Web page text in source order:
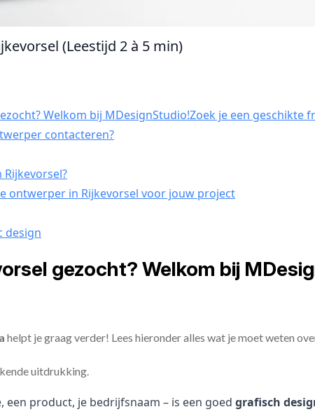
(Leestijd 2 à 5 min)
Welkom bij MDesignStudio!Zoek je een geschikte
contacteren?
ontwerper in Rijkevorsel voor jouw project
design
gezocht? Welkom bij
helpt je graag verder! Lees hieronder alles wat je moet weten
uitdrukking.
product, je bedrijfsnaam – is een goed grafisch